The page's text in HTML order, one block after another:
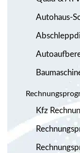
Autohaus-
Kfz